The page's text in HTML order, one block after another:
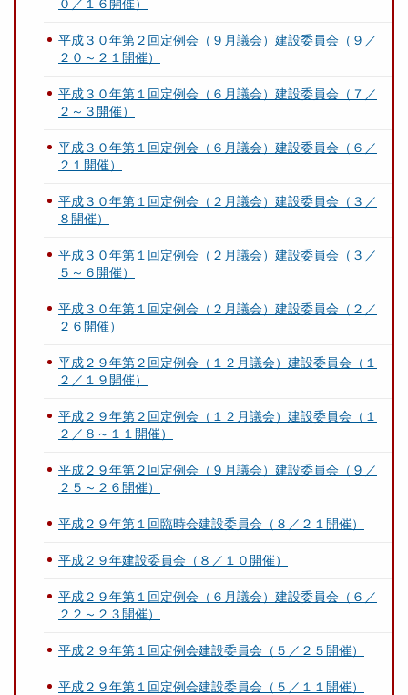
０／１６開催）
平成３０年第２回定例会（９月議会）建設委員会（９／
２０～２１開催）
平成３０年第１回定例会（６月議会）建設委員会（７／
２～３開催）
平成３０年第１回定例会（６月議会）建設委員会（６／
２１開催）
平成３０年第１回定例会（２月議会）建設委員会（３／
８開催）
平成３０年第１回定例会（２月議会）建設委員会（３／
５～６開催）
平成３０年第１回定例会（２月議会）建設委員会（２／
２６開催）
平成２９年第２回定例会（１２月議会）建設委員会（１
２／１９開催）
平成２９年第２回定例会（１２月議会）建設委員会（１
２／８～１１開催）
平成２９年第２回定例会（９月議会）建設委員会（９／
２５～２６開催）
平成２９年第１回臨時会建設委員会（８／２１開催）
平成２９年建設委員会（８／１０開催）
平成２９年第１回定例会（６月議会）建設委員会（６／
２２～２３開催）
平成２９年第１回定例会建設委員会（５／２５開催）
平成２９年第１回定例会建設委員会（５／１１開催）